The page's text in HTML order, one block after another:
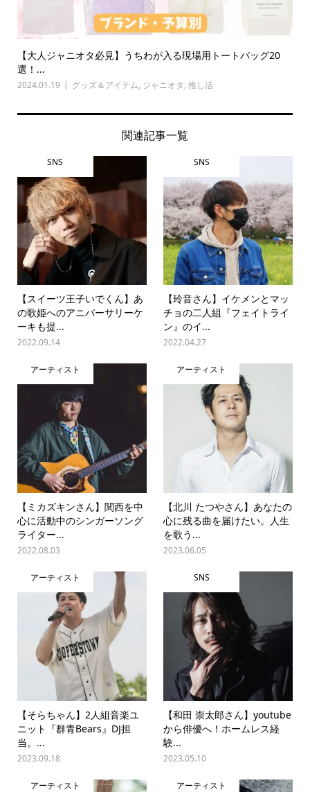
【大人ジャニオタ必見】うちわが入る現場用トートバッグ20
選！...
2024.01.19 グッズ＆アイテム, ジャニオタ, 推し活
関連記事一覧
SNS
【スイーツ王子いでくん】あ
の歌姫へのアニバーサリーケ
ーキも提...
2022.09.14
SNS
【玲音さん】イケメンとマッ
チョの二人組『フェイトライ
ン』のイ...
2022.04.27
アーティスト
【ミカズキンさん】関西を中
心に活動中のシンガーソング
ライター...
2022.08.03
アーティスト
【北川 たつやさん】あなたの
心に残る曲を届けたい。人生
を歌う...
2023.06.05
アーティスト
【そらちゃん】2人組音楽ユ
ニット『群青Bears』DJ担
当。...
2023.09.18
SNS
【和田 崇太郎さん】youtube
から俳優へ！ホームレス経
験...
2023.05.10
アーティスト アーティスト